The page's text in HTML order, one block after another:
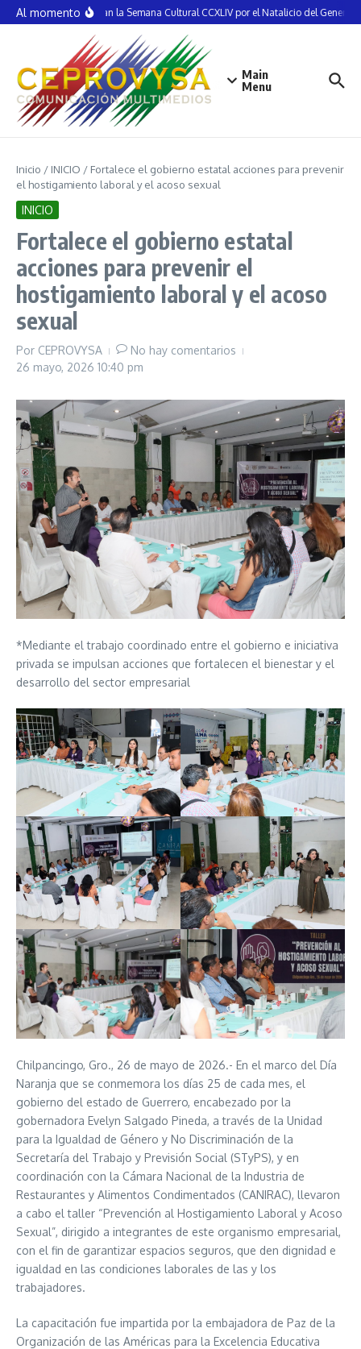
Saltar al contenido
Al momentoInauguran la Semana Cultural CCXLIV por el Natalicio del General
Main
Menu
Inicio / INICIO / Fortalece el gobierno estatal acciones para prevenir
el hostigamiento laboral y el acoso sexual
INICIO
Fortalece el gobierno estatal
acciones para prevenir el
hostigamiento laboral y el acoso
sexual
Por CEPROVYSA
No hay comentarios
26 mayo, 2026 10:40 pm
*Mediante el trabajo coordinado entre el gobierno e iniciativa
privada se impulsan acciones que fortalecen el bienestar y el
desarrollo del sector empresarial
Chilpancingo, Gro., 26 de mayo de 2026.- En el marco del Día
Naranja que se conmemora los días 25 de cada mes, el
gobierno del estado de Guerrero, encabezado por la
gobernadora Evelyn Salgado Pineda, a través de la Unidad
para la Igualdad de Género y No Discriminación de la
Secretaría del Trabajo y Previsión Social (STyPS), y en
coordinación con la Cámara Nacional de la Industria de
Restaurantes y Alimentos Condimentados (CANIRAC), llevaron
a cabo el taller “Prevención al Hostigamiento Laboral y Acoso
Sexual”, dirigido a integrantes de este organismo empresarial,
con el fin de garantizar espacios seguros, que den dignidad e
igualdad en las condiciones laborales de las y los
trabajadores.
La capacitación fue impartida por la embajadora de Paz de la
Organización de las Américas para la Excelencia Educativa